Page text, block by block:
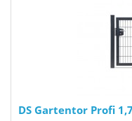
DS Gartentor Profi